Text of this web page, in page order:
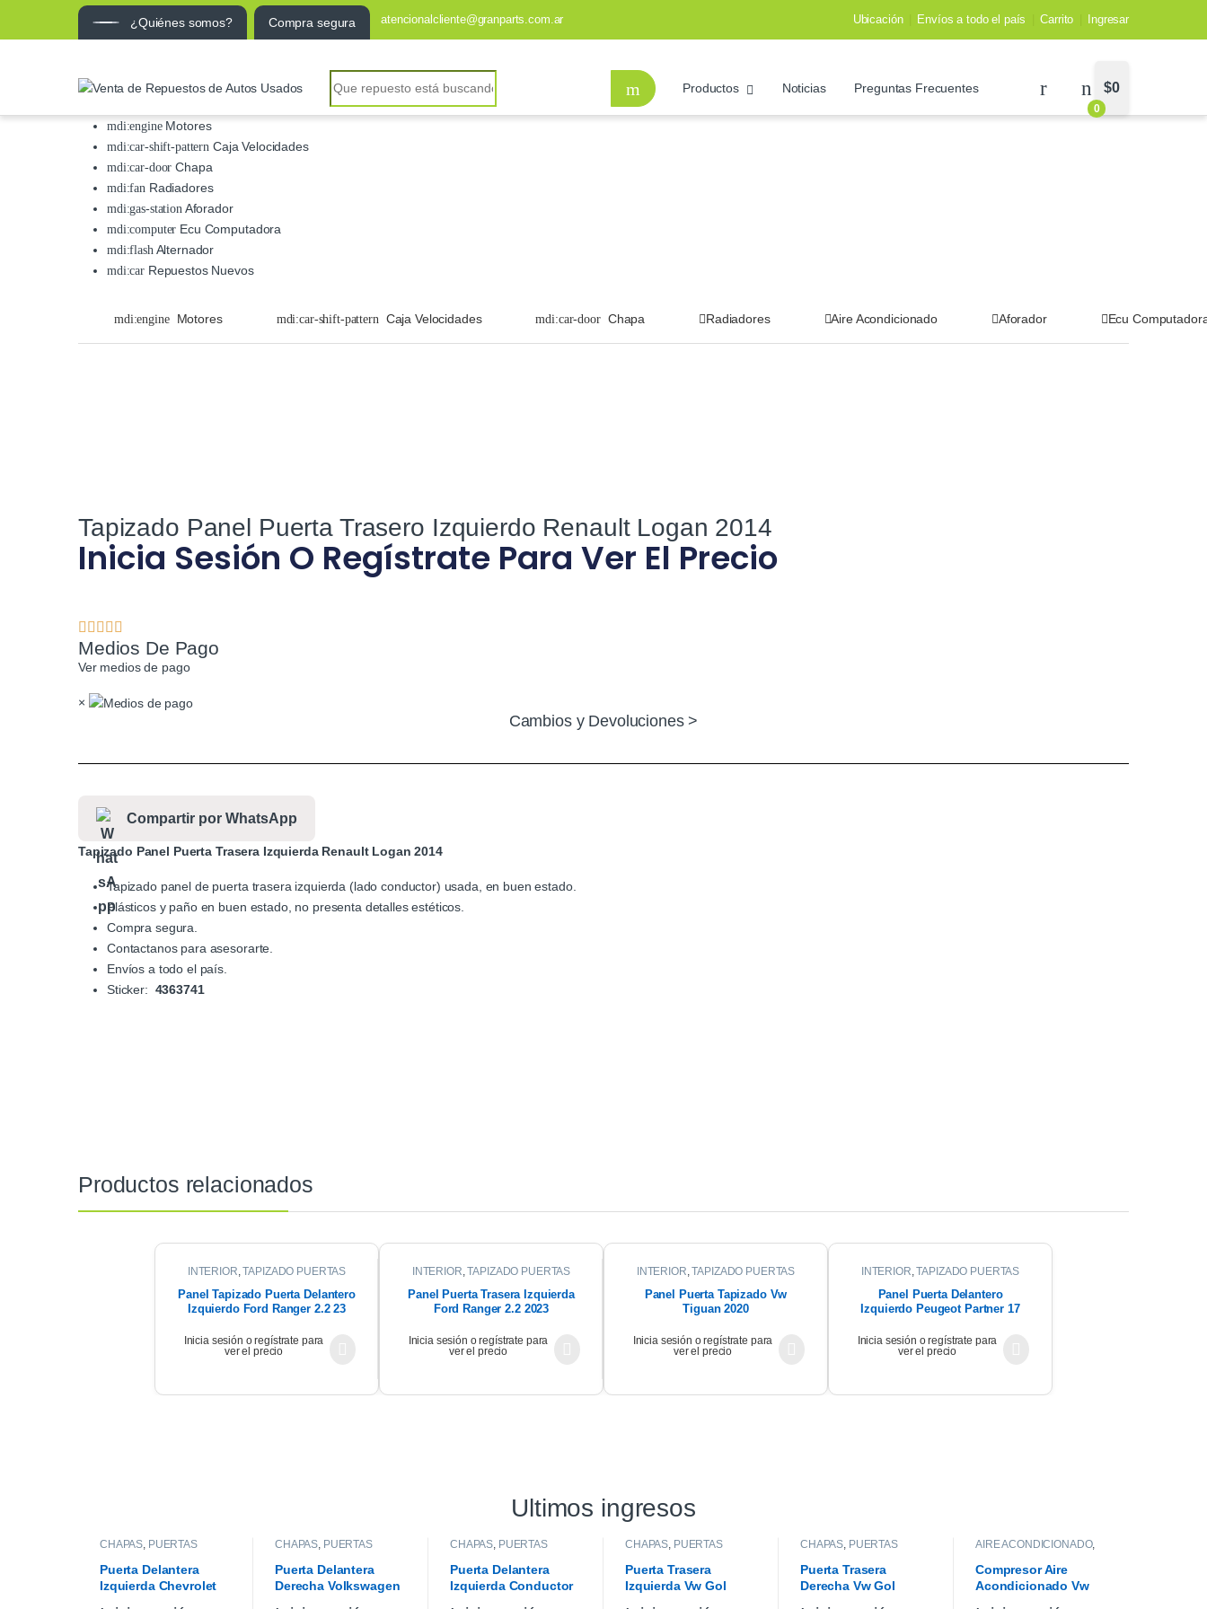
¿Quiénes somos? Compra segura atencionalcliente@granparts.com.ar Ubicación Envíos a todo el país Carrito Ingresar
Search for:
Productos Noticias Preguntas Frecuentes
0
$0
Motores
Caja Velocidades
Chapa
Radiadores
Aforador
Ecu Computadora
Alternador
Repuestos Nuevos
Motores Caja Velocidades Chapa Radiadores Aire Acondicionado Aforador Ecu
Tapizado Panel Puerta Trasero Izquierdo Renault Logan 2014
Inicia Sesión O Regístrate Para Ver El Precio
Medios De Pago
Ver medios de pago
×
Cambios y Devoluciones >
Compartir por WhatsApp
Tapizado Panel Puerta Trasera Izquierda Renault Logan 2014
Tapizado panel de puerta trasera izquierda (lado conductor) usada, en buen estado.
Plásticos y paño en buen estado, no presenta detalles estéticos.
Compra segura.
Contactanos para asesorarte.
Envíos a todo el país.
Sticker: 4363741
Productos relacionados
INTERIOR ,TAPIZADO PUERTAS
Panel Tapizado Puerta Delantero
Izquierdo Ford Ranger 2.2 23
Inicia sesión o regístrate para
ver el precio
INTERIOR ,TAPIZADO PUERTAS
Panel Puerta Trasera Izquierda
Ford Ranger 2.2 2023
Inicia sesión o regístrate para
ver el precio
INTERIOR ,TAPIZADO PUERTAS
Panel Puerta Tapizado Vw
Tiguan 2020
Inicia sesión o regístrate para
ver el precio
INTERIOR ,TAPIZADO PUERTAS
Panel Puerta Delantero
Izquierdo Peugeot Partner 17
Inicia sesión o regístrate para
ver el precio
Ultimos ingresos
CHAPAS, PUERTAS
Puerta Delantera
Izquierda Chevrolet
CHAPAS, PUERTAS
Puerta Delantera
Derecha Volkswagen
CHAPAS, PUERTAS
Puerta Delantera
Izquierda Conductor
CHAPAS, PUERTAS
Puerta Trasera
Izquierda Vw Gol
CHAPAS, PUERTAS
Puerta Trasera
Derecha Vw Gol
AIRE ACONDICIONADO,
Compresor Aire
Acondicionado Vw